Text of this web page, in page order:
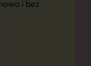
i bez